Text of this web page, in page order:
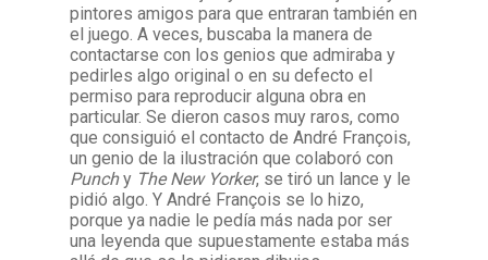
pintores amigos para que entraran también en
el juego. A veces, buscaba la manera de
contactarse con los genios que admiraba y
pedirles algo original o en su defecto el
permiso para reproducir alguna obra en
particular. Se dieron casos muy raros, como
que consiguió el contacto de André François,
un genio de la ilustración que colaboró con
Punchy The New Yorker, se tiró un lance y le
pidió algo. Y André François se lo hizo,
porque ya nadie le pedía más nada por ser
una leyenda que supuestamente estaba más